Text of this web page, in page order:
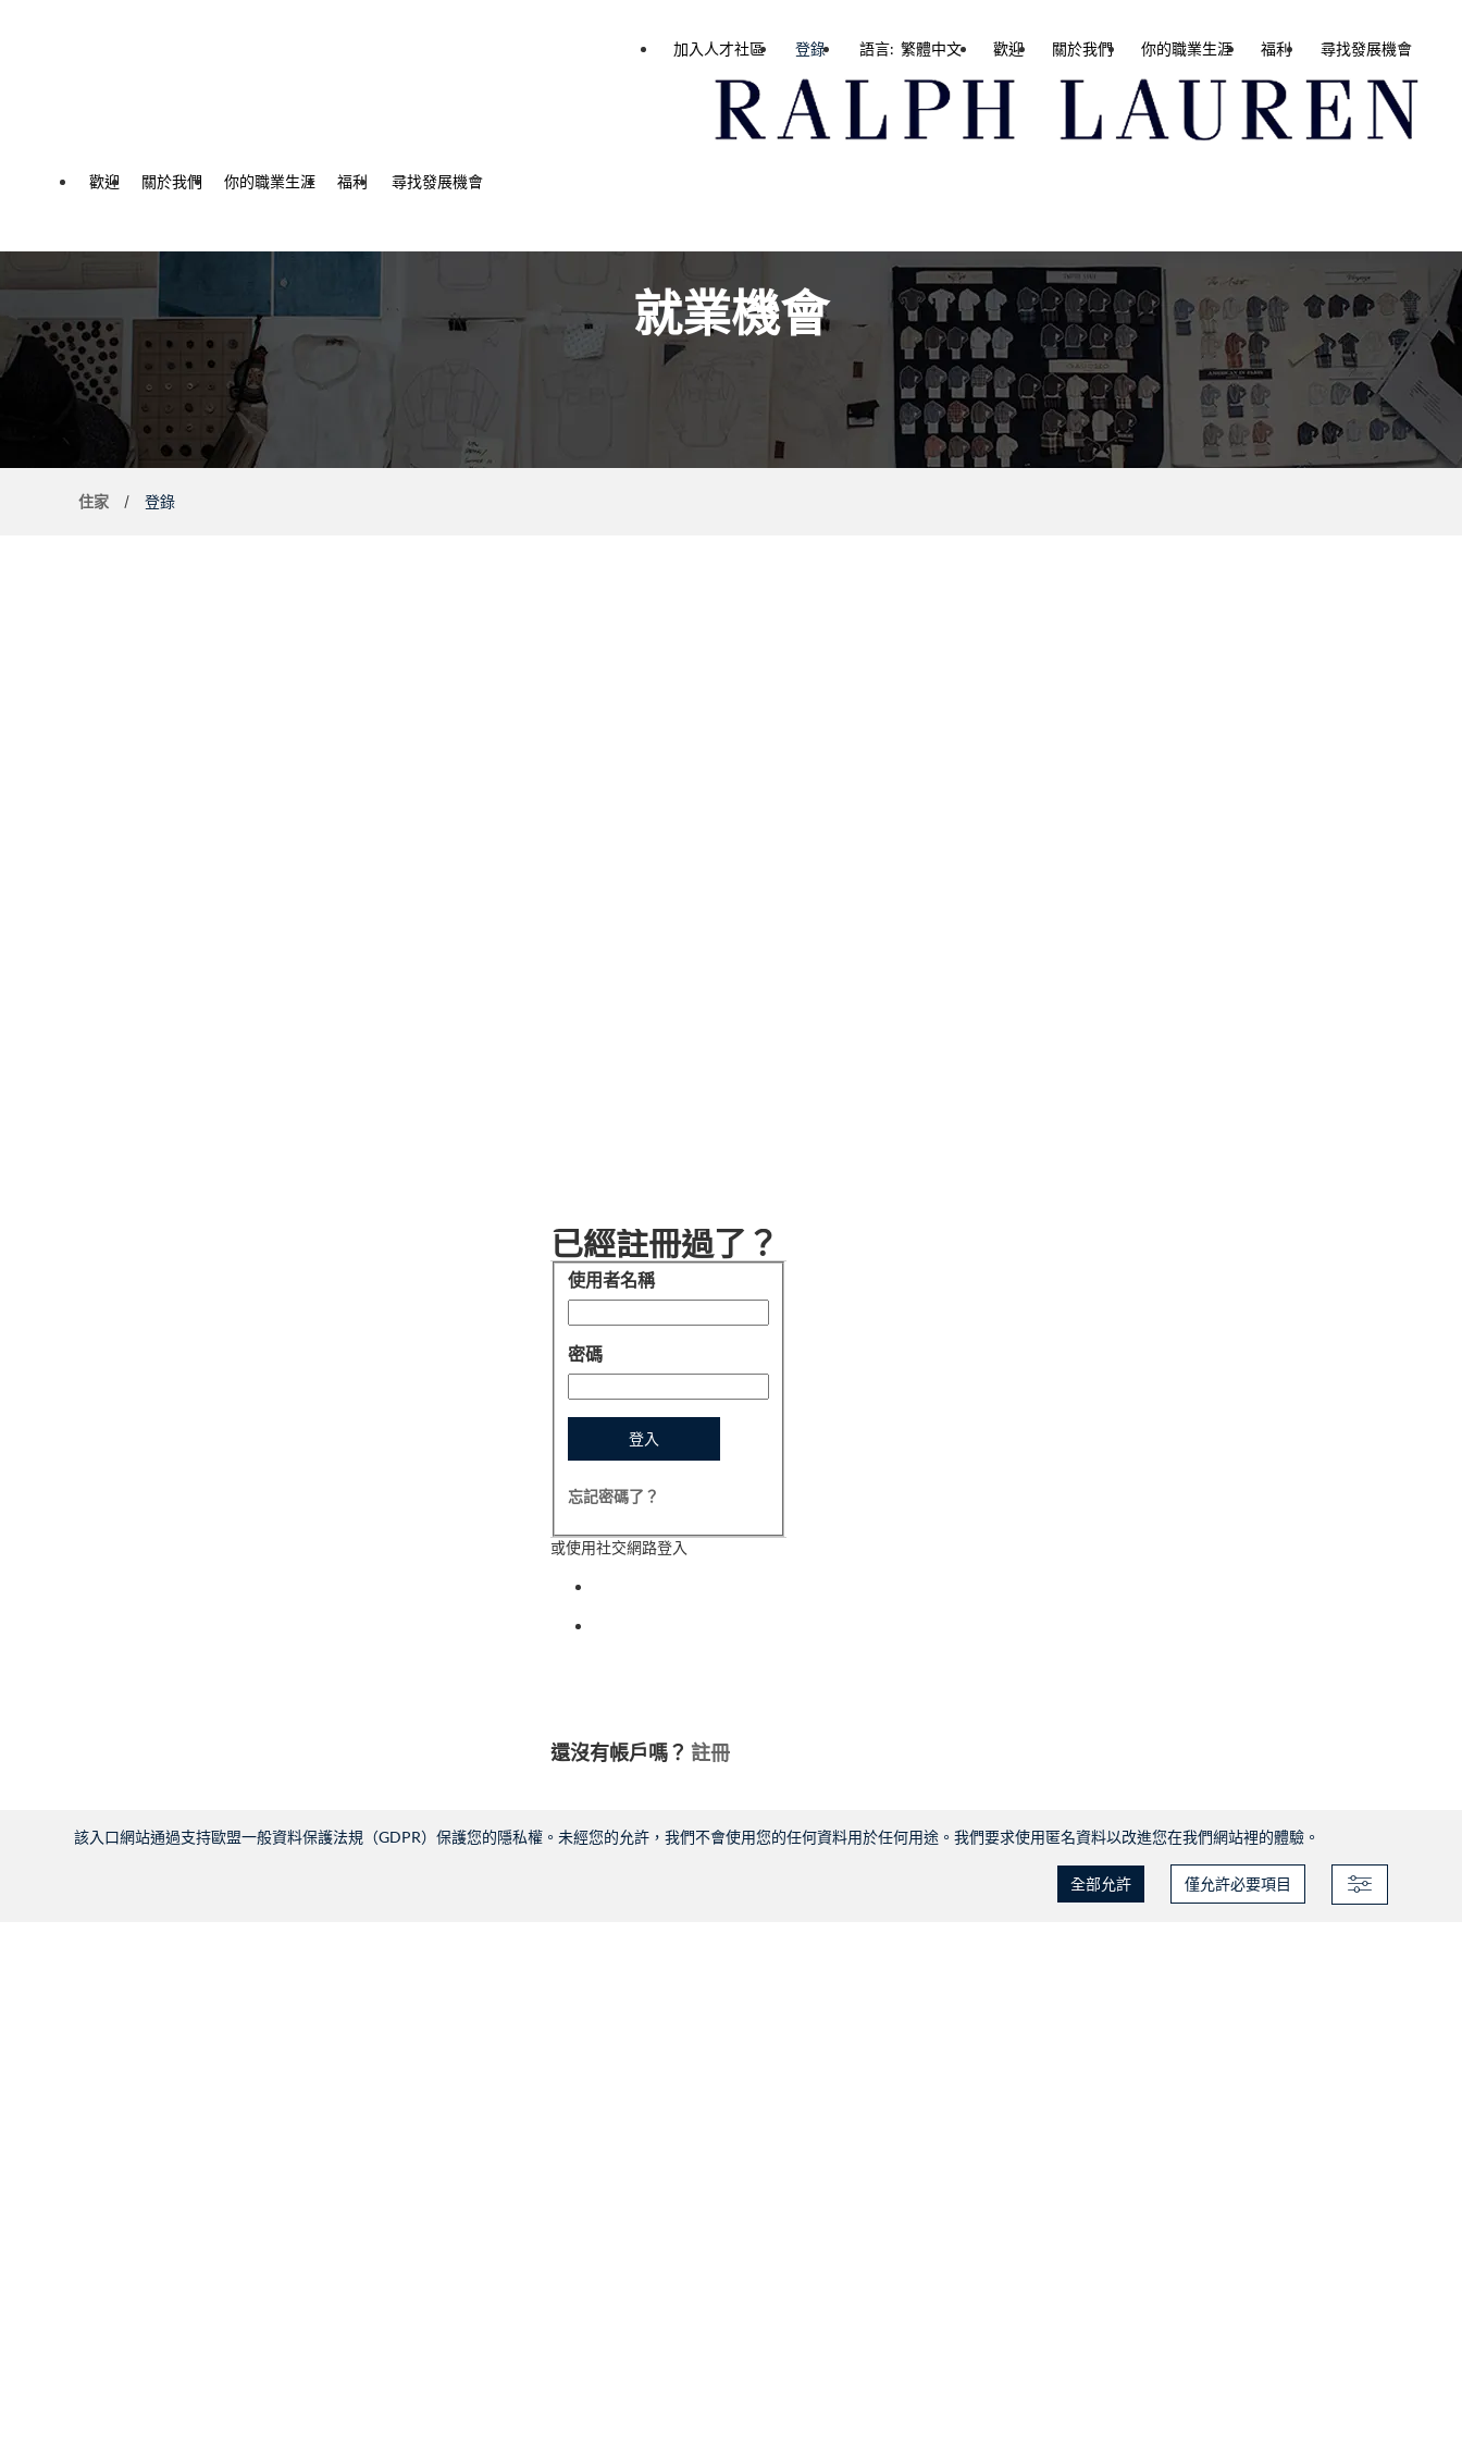
該入口網站通過支持歐盟一般資料保護法規（GDPR）保護您的隱私權。未經您的允許，我們不會使用您的任何資料用於任何用途。我們要求使用匿名資料以改進您在我們網站裡的體驗。
全部允許 僅允許必要項目
歡迎 關於我們 你的職業生涯 福利 尋找發展機會
加入人才社區 登錄 語言: 繁體中文 歡迎 關於我們 你的職業生涯 福利 尋找發展機會
就業機會
住家 登錄
已經註冊過了？
登入
使用者名稱
密碼
登入
忘記密碼了？
或使用社交網路登入
還沒有帳戶嗎？ 註冊